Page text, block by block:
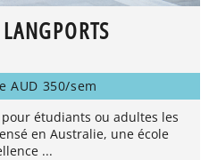
AUD 350/sem
étudiants ou adultes les
en Australie, une école
...